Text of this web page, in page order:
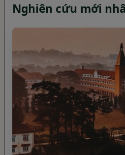
Nghiên cứu mới